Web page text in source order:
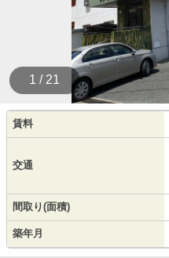
1 / 21
賃料
交通
間取り(面積)
築年月